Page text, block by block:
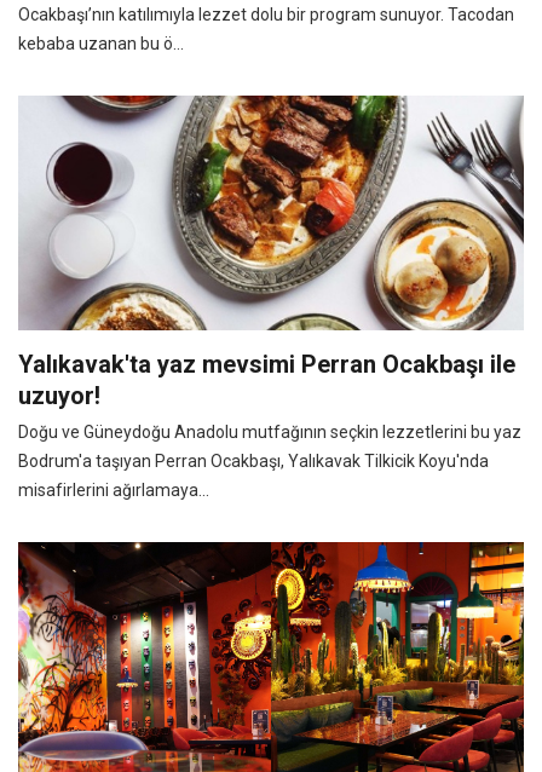
Ocakbaşı’nın katılımıyla lezzet dolu bir program sunuyor. Tacodan
kebaba uzanan bu ö...
Yalıkavak'ta yaz mevsimi Perran Ocakbaşı ile
uzuyor!
Doğu ve Güneydoğu Anadolu mutfağının seçkin lezzetlerini bu yaz
Bodrum'a taşıyan Perran Ocakbaşı, Yalıkavak Tilkicik Koyu'nda
misafirlerini ağırlamaya...